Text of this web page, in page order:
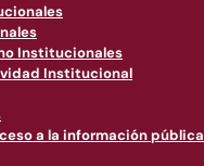
Institucionales
Institucional
a la información pública